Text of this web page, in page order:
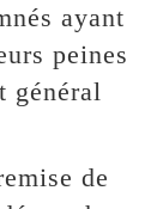
ayant
peines
général
de